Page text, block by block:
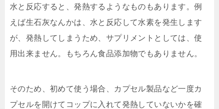
水と反応すると、発熱するようなものもあります。例
えば生石灰なんかは、水と反応して水素を発生します
が、発熱してしまうため、サプリメントとしては、使
用出来ません。もちろん食品添加物でもありません。
そのため、初めて使う場合、カプセル製品など一度カ
プセルを開けてコップに入れて発熱していないかを確